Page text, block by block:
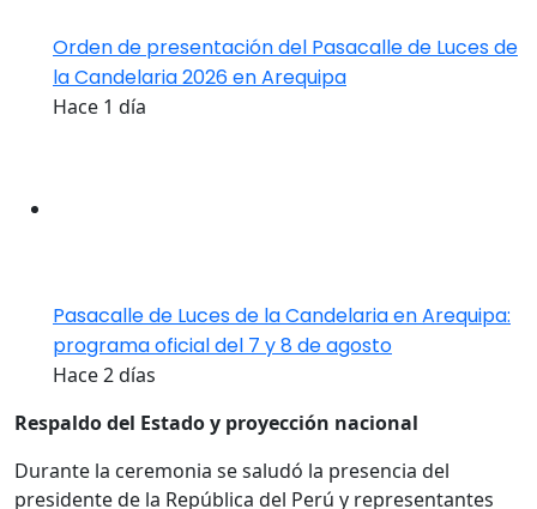
Orden de presentación del Pasacalle de Luces de
la Candelaria 2026 en Arequipa
Hace 1 día
Pasacalle de Luces de la Candelaria en Arequipa:
programa oficial del 7 y 8 de agosto
Hace 2 días
Respaldo del Estado y proyección nacional
Durante la ceremonia se saludó la presencia del
presidente de la República del Perú y representantes